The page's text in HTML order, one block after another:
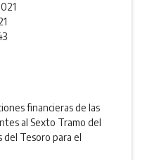
financieras de las
al Sexto Tramo del
del Tesoro para el